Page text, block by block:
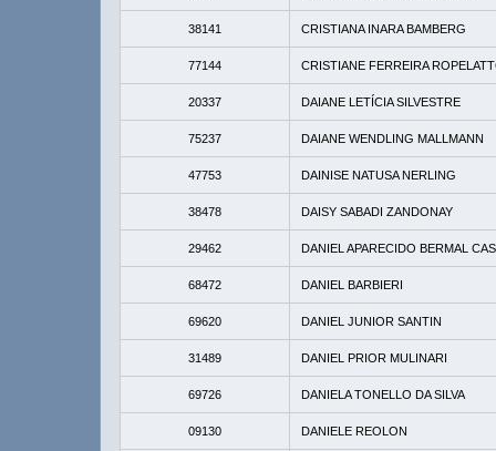
38141 CRISTIANA INARA BAMBERG
77144 CRISTIANE FERREIRA
20337 DAIANE LETÍCIA SILVESTRE
75237 DAIANE WENDLING MALLMANN
47753 DAINISE NATUSA NERLING
38478 DAISY SABADI ZANDONAY
29462 DANIEL APARECIDO BERMAL
68472 DANIEL BARBIERI
69620 DANIEL JUNIOR SANTIN
31489 DANIEL PRIOR MULINARI
69726 DANIELA TONELLO DA SILVA
09130 DANIELE REOLON